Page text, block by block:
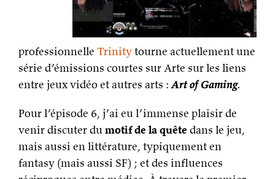
professionnelle Trinitytourne actuellement une
série d’émissions courtes sur Arte sur les liens
entre jeux vidéo et autres arts :Art of Gaming.
Pour l’épisode 6, j’ai eu l’immense plaisir de
venir discuter dumotif de la quête dans le jeu,
mais aussi en littérature, typiquement en
fantasy (mais aussi SF) ; et des influences